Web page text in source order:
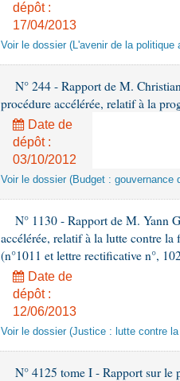
dépôt :
17/04/2013
Voir le dossier (L'avenir de la politique
N° 244 - Rapport de M.
procédure accélérée, relatif à la
Date de
dépôt :
03/10/2012
Voir le dossier (Budget : gouvernance
N° 1130 - Rapport de M. Yann
accélérée, relatif à la lutte contre
(n°1011 et lettre rectificative n°,
Date de
dépôt :
12/06/2013
Voir le dossier (Justice : lutte contre
N° 4125 tome I - Rapport sur le